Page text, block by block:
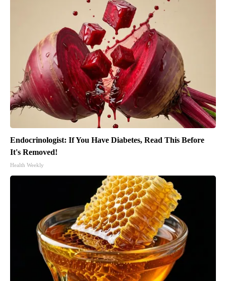
Endocrinologist: If You Have Diabetes, Read This Before
It's Removed!
Health Weekly